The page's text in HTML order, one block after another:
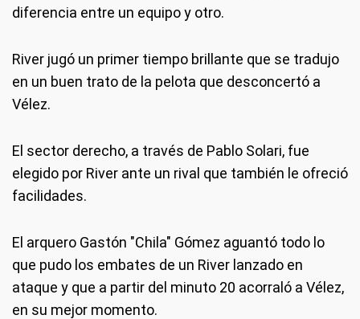
diferencia entre un equipo y otro.
River jugó un primer tiempo brillante que se tradujo
en un buen trato de la pelota que desconcertó a
Vélez.
El sector derecho, a través de Pablo Solari, fue
elegido por River ante un rival que también le ofreció
facilidades.
El arquero Gastón "Chila" Gómez aguantó todo lo
que pudo los embates de un River lanzado en
ataque y que a partir del minuto 20 acorraló a Vélez,
en su mejor momento.